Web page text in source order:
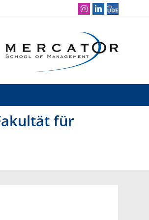
Social Media Navigation
für